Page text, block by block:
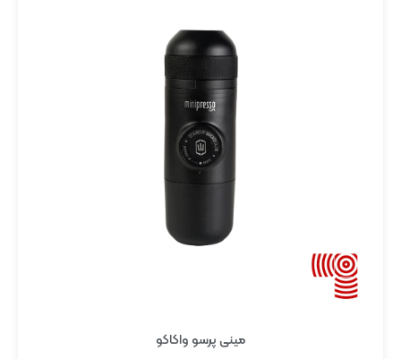
مینی پرسو واکاکو